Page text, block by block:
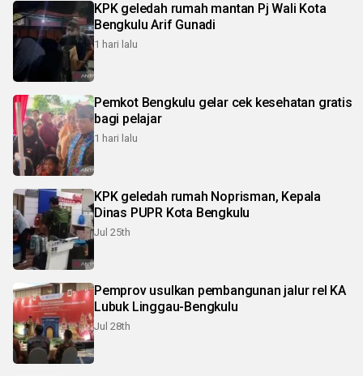
KPK geledah rumah mantan Pj Wali Kota
Bengkulu Arif Gunadi
1 hari lalu
Pemkot Bengkulu gelar cek kesehatan gratis
bagi pelajar
1 hari lalu
KPK geledah rumah Noprisman, Kepala
Dinas PUPR Kota Bengkulu
Jul 25th
Pemprov usulkan pembangunan jalur rel KA
Lubuk Linggau-Bengkulu
Jul 28th